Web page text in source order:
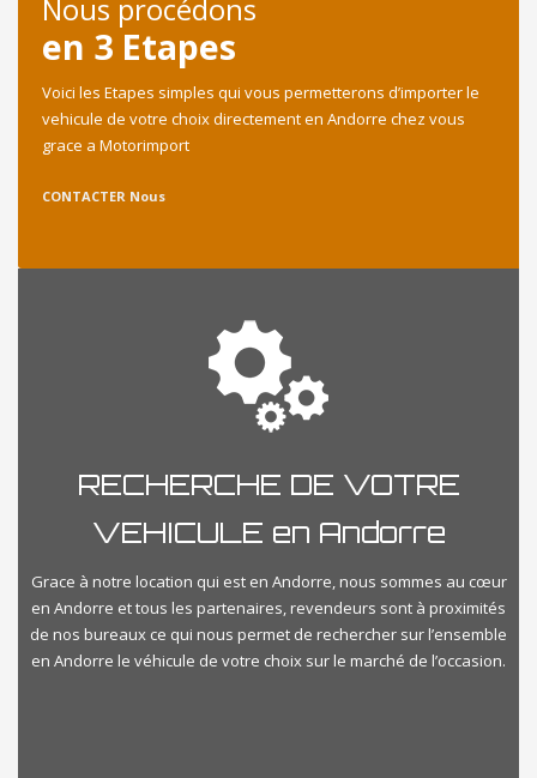
Nous procédons
en 3 Etapes
Voici les Etapes simples qui vous permetterons d’importer le
vehicule de votre choix directement en Andorre chez vous
grace a Motorimport
CONTACTER Nous
RECHERCHE DE VOTRE
VEHICULE en Andorre
Grace à notre location qui est en Andorre, nous sommes au cœur
en Andorre et tous les partenaires, revendeurs sont à proximités
de nos bureaux ce qui nous permet de rechercher sur l’ensemble
en Andorre le véhicule de votre choix sur le marché de l’occasion.